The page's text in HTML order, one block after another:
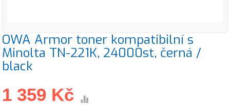
OWA Armor toner kompatibilní s
Minolta TN-221K, 24000st, černá /
black
1 359 Kč